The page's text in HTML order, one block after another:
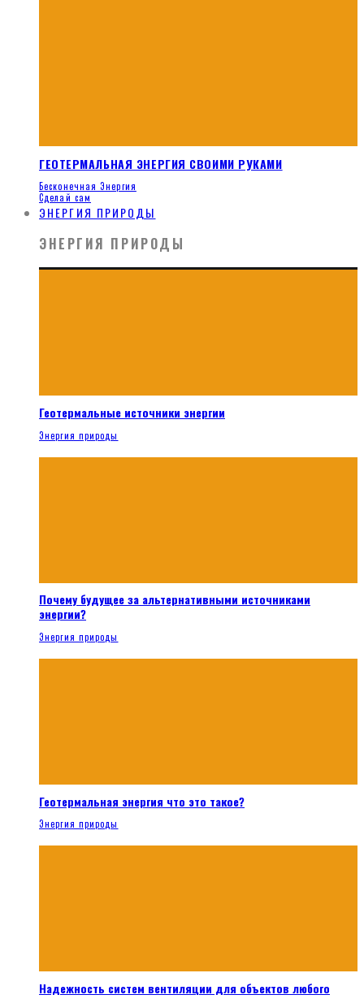
ГЕОТЕРМАЛЬНАЯ ЭНЕРГИЯ СВОИМИ РУКАМИ
Бесконечная Энергия
Сделай сам
ЭНЕРГИЯ ПРИРОДЫ
ЭНЕРГИЯ ПРИРОДЫ
Геотермальные источники энергии
Энергия природы
Почему будущее за альтернативными источниками
энергии?
Энергия природы
Геотермальная энергия что это такое?
Энергия природы
Надежность систем вентиляции для объектов любого